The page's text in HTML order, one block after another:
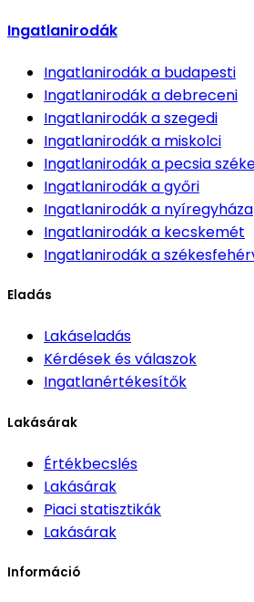
Ingatlanirodák
Ingatlanirodáka budapesti
Ingatlanirodáka debreceni
Ingatlanirodáka szegedi
Ingatlanirodáka miskolci
Ingatlanirodáka pecsia
Ingatlanirodáka győri
Ingatlanirodáka nyíregyháza
Ingatlanirodáka kecskemét
Ingatlanirodáka
Eladás
Lakáseladás
Kérdések és válaszok
Ingatlanértékesítők
Lakásárak
Értékbecslés
Lakásárak
Piaci statisztikák
Lakásárak
Információ